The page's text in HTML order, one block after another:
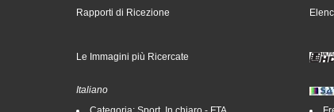
Rapporti di Ricezione
Le Immagini più Ricercate
Italiano